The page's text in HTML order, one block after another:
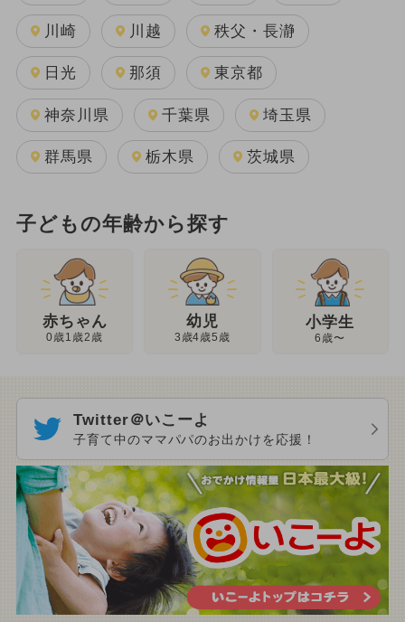
川崎 川越 秩父・長瀞
日光 那須 東京都
神奈川県 千葉県 埼玉県
群馬県 栃木県 茨城県
子どもの年齢から探す
赤ちゃん
0歳1歳2歳
幼児
3歳4歳5歳
小学生
6歳〜
Twitter＠いこーよ
子育て中のママパパのお出かけを応援！